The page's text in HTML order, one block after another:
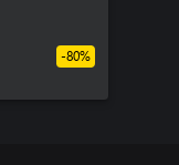
-80%